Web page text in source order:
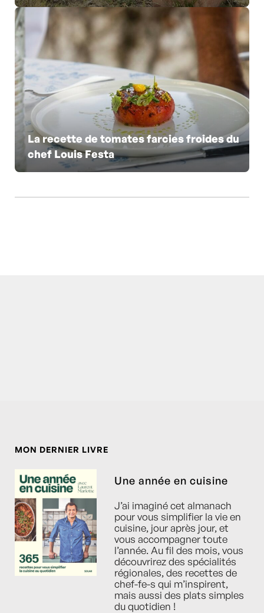
La recette de tomates farcies froides du
chef Louis Festa
MON DERNIER LIVRE
Une année en cuisine
J’ai imaginé cet almanach
pour vous simplifier la vie en
cuisine, jour après jour, et
vous accompagner toute
l’année. Au fil des mois, vous
découvrirez des spécialités
régionales, des recettes de
chef-fe-s qui m’inspirent,
mais aussi des plats simples
du quotidien !